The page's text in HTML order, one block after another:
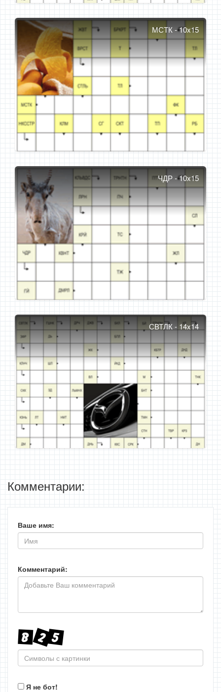
МСТК - 10x15
ЧДР - 10x15
СВТЛК - 14x14
Комментарии:
Ваше имя:
Комментарий:
Я не бот!